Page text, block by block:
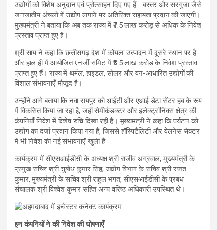
उद्योगों को विशेष अनुदान एवं प्रोत्साहन दिए गए हैं। बस्तर और सरगुजा जैसे
जनजातीय अंचलों में उद्योग लगाने पर अतिरिक्त सहायता प्रदान की जाएगी।
मुख्यमंत्री ने बताया कि अब तक राज्य में ₹7.5 लाख करोड़ से अधिक के निवेश
प्रस्ताव प्राप्त हुए हैं।
श्री साय ने कहा कि छत्तीसगढ़ देश में कोयला उत्पादन में दूसरे स्थान पर है
और हाल ही में आयोजित एनर्जी समिट में ₹3.5 लाख करोड़ के निवेश प्रस्ताव
प्राप्त हुए हैं। राज्य में थर्मल, हाइडल, सोलर और वन-आधारित उद्योगों की
विशाल संभावनाएँ मौजूद हैं।
उन्होंने आगे बताया कि नवा रायपुर को आईटी और एआई डेटा सेंटर हब के रूप
में विकसित किया जा रहा है, जहाँ सेमीकंडक्टर और इलेक्ट्रॉनिक्स क्षेत्र की
कंपनियाँ निवेश में विशेष रुचि दिखा रही हैं। मुख्यमंत्री ने कहा कि पर्यटन को
उद्योग का दर्जा प्रदान किया गया है, जिससे हॉस्पिटैलिटी और वेलनेस सेक्टर
में भी निवेश की नई संभावनाएँ खुली हैं।
कार्यक्रम में सीएसआईडीसी के अध्यक्ष श्री राजीव अग्रवाल, मुख्यमंत्री के
प्रमुख सचिव श्री सुबोध कुमार सिंह, उद्योग विभाग के सचिव श्री रजत
कुमार, मुख्यमंत्री के सचिव श्री राहुल भगत, सीएसआईडीसी के प्रबंध
संचालक श्री विश्वेश कुमार सहित अन्य वरिष्ठ अधिकारी उपस्थित थे।
इन कंपनियों ने की निवेश की घोषणाएँ